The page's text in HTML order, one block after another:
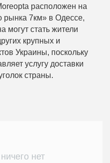
расположен на
рынка 7км» в Одессе,
могут стать жители
крупных и
Украины, поскольку
услугу доставки
страны.
нет